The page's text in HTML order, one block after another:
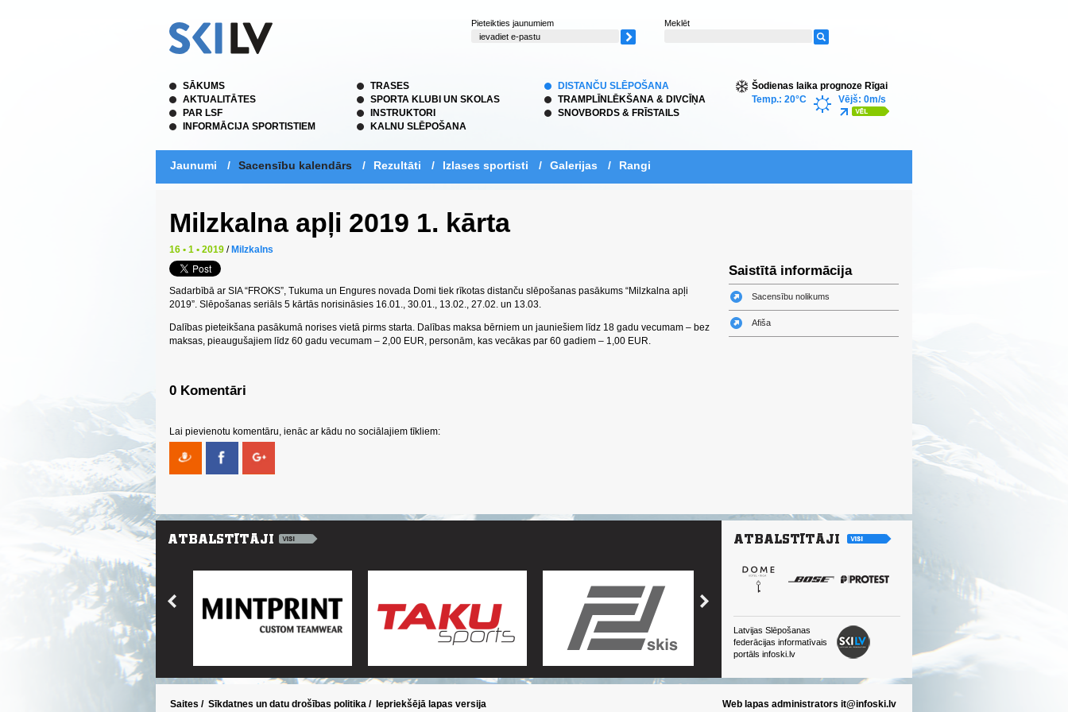
Pieteikties jaunumiem Meklēt
SĀKUMS
AKTUALITĀTES
PAR LSF
INFORMĀCIJA SPORTISTIEM
TRASES
SPORTA KLUBI UN SKOLAS
INSTRUKTORI
KALNU SLĒPOŠANA
DISTANČU SLĒPOŠANA
TRAMPLĪNLĒKŠANA & DIVCĪŅA
SNOVBORDS & FRĪSTAILS
Šodienas laika prognoze Rīgai
Temp.: 20°C
Vējš: 0m/s
Jaunumi / Sacensību kalendārs / Rezultāti / Izlases sportisti / Galerijas / Rangi
Milzkalna apļi 2019 1. kārta
16 • 1 • 2019 / Milzkalns
Sadarbībā ar SIA “FROKS”, Tukuma un Engures novada Domi tiek rīkotas distanču slēpošanas pasākums “Milzkalna apļi
2019”. Slēpošanas seriāls 5 kārtās norisināsies 16.01., 30.01., 13.02., 27.02. un 13.03.
Dalības pieteikšana pasākumā norises vietā pirms starta. Dalības maksa bērniem un jauniešiem līdz 18 gadu vecumam – bez
maksas, pieaugušajiem līdz 60 gadu vecumam – 2,00 EUR, personām, kas vecākas par 60 gadiem – 1,00 EUR.
0 Komentāri
Lai pievienotu komentāru, ienāc ar kādu no sociālajiem tīkliem:
Saistītā informācija
Sacensību nolikums
Afiša
Latvijas Slēpošanas
federācijas informatīvais
portāls infoski.lv
Saites / Sīkdatnes un datu drošības politika / Iepriekšējā lapas versija Web lapas administrators it@infoski.lv